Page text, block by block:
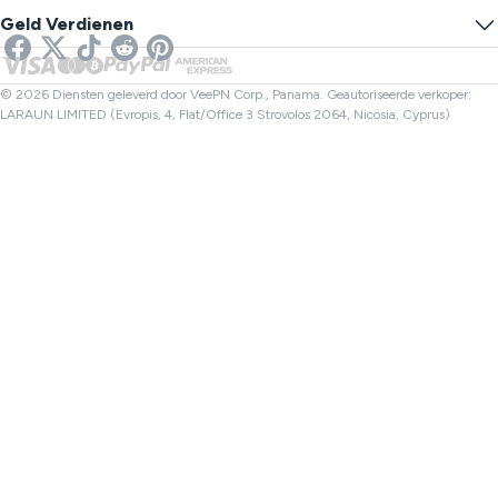
VPN voor Streaming
Netflix VPN
Online SMS
Link Controle
Bestandscontrole
VK VPN
Canada VPN
Turkije VPN
Geld Verdienen
Partners
© 2026 Diensten geleverd door VeePN Corp., Panama. Geautoriseerde verkoper:
LARAUN LIMITED (Evropis, 4, Flat/Office 3 Strovolos 2064, Nicosia, Cyprus)